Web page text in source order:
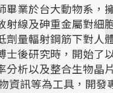
業於台大動物系，
線及砷重金屬對細
量輻射鋼筋下對人
後研究時，開始了
析以及整合生物晶
資訊等為工具，開發